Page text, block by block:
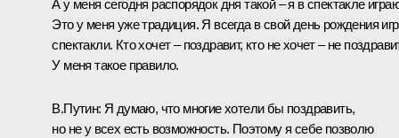
А у меня сегодня распорядок дня такой – я в спектакле
Это у меня уже традиция. Я всегда в свой день рождения
спектакли. Кто хочет – поздравит, кто не хочет – не
У меня такое правило.
В.Путин: Я думаю, что многие хотели бы поздравить,
но не у всех есть возможность. Поэтому я себе позволю